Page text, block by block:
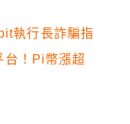
執行長詐騙指
台！Pi幣漲超